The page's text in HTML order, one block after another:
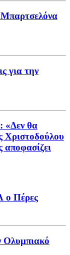
για την
«Δεν θα
Χριστοδούλου
αποφασίζει
Πέρες
Ολυμπιακό